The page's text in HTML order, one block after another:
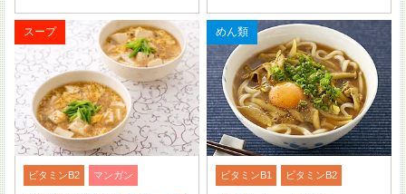
あさり缶は身と汁に分け、汁は水と合わせて 120 ml に
しておく。にらは 3 ～ 4 cm の長さに切り、玉ねぎは薄
切りにする。
スープ
ビタミンB2 マンガン
めん類
ビタミンB1 ビタミンB2